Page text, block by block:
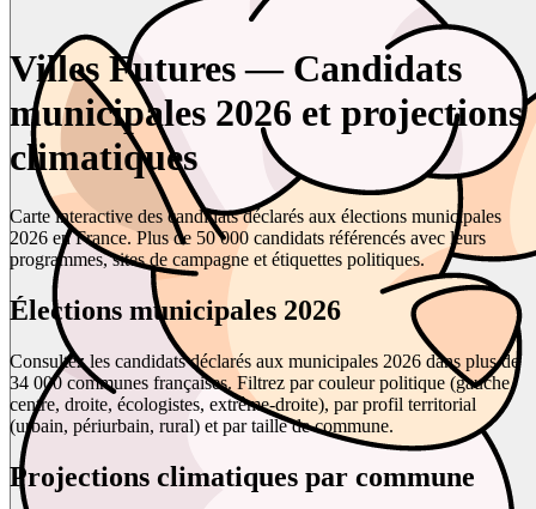
Villes Futures — Candidats
municipales 2026 et projections
climatiques
Carte interactive des candidats déclarés aux élections municipales
2026 en France. Plus de 50 000 candidats référencés avec leurs
programmes, sites de campagne et étiquettes politiques.
Élections municipales 2026
Consultez les candidats déclarés aux municipales 2026 dans plus de
34 000 communes françaises. Filtrez par couleur politique (gauche,
centre, droite, écologistes, extrême-droite), par profil territorial
(urbain, périurbain, rural) et par taille de commune.
Projections climatiques par commune